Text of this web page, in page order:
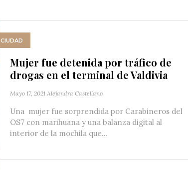
CIUDAD
Mujer fue detenida por tráfico de
drogas en el terminal de Valdivia
Mayo 17, 2021 Alejandra Castellano
Una mujer fue sorprendida por Carabineros del
OS7 con marihuana y una balanza digital al
interior de la mochila que...